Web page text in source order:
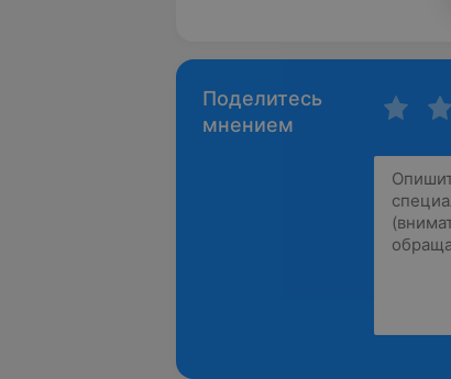
Поделитесь
мнением